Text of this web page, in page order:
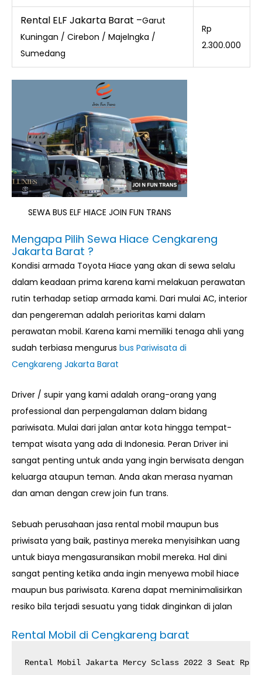
Rental ELF Jakarta Barat –Garut
Kuningan / Cirebon / Majelngka /
Sumedang
Rp
2.300.000
SEWA BUS ELF HIACE JOIN FUN TRANS
Mengapa Pilih Sewa Hiace Cengkareng
Jakarta Barat ?
Kondisi armada Toyota Hiace yang akan di sewa selalu
dalam keadaan prima karena kami melakuan perawatan
rutin terhadap setiap armada kami. Dari mulai AC, interior
dan pengereman adalah perioritas kami dalam
perawatan mobil. Karena kami memiliki tenaga ahli yang
sudah terbiasa mengurus bus Pariwisata di
Cengkareng Jakarta Barat
Driver / supir yang kami adalah orang-orang yang
professional dan perpengalaman dalam bidang
pariwisata. Mulai dari jalan antar kota hingga tempat-
tempat wisata yang ada di Indonesia. Peran Driver ini
sangat penting untuk anda yang ingin berwisata dengan
keluarga ataupun teman. Anda akan merasa nyaman
dan aman dengan crew join fun trans.
Sebuah perusahaan jasa rental mobil maupun bus
priwisata yang baik, pastinya mereka menyisihkan uang
untuk biaya mengasuransikan mobil mereka. Hal dini
sangat penting ketika anda ingin menyewa mobil hiace
maupun bus pariwisata. Karena dapat meminimalisirkan
resiko bila terjadi sesuatu yang tidak dinginkan di jalan
Rental Mobil di Cengkareng barat
Rental Mobil Jakarta Mercy Sclass 2022 3 Seat Rp.